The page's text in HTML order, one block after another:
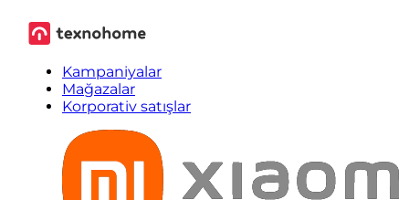
Kampaniyalar
Mağazalar
Korporativ satışlar